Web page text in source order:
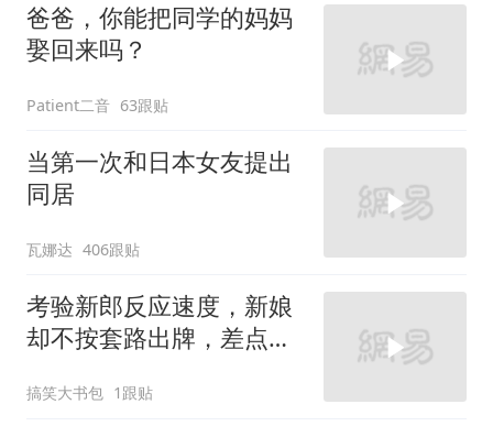
爸爸，你能把同学的妈妈
娶回来吗？
Patient二音 63跟贴
当第一次和日本女友提出
同居
瓦娜达 406跟贴
考验新郎反应速度，新娘
却不按套路出牌，差点当
搞笑大书包 1跟贴